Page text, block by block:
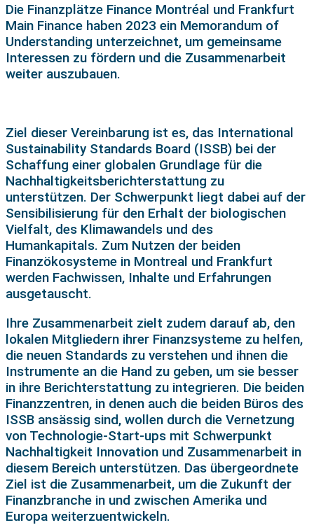
Die Finanzplätze Finance Montréal und Frankfurt
Main Finance haben 2023 ein Memorandum of
Understanding unterzeichnet, um gemeinsame
Interessen zu fördern und die Zusammenarbeit
weiter auszubauen.
Ziel dieser Vereinbarung ist es, das International
Sustainability Standards Board (ISSB) bei der
Schaffung einer globalen Grundlage für die
Nachhaltigkeitsberichterstattung zu
unterstützen. Der Schwerpunkt liegt dabei auf der
Sensibilisierung für den Erhalt der biologischen
Vielfalt, des Klimawandels und des
Humankapitals. Zum Nutzen der beiden
Finanzökosysteme in Montreal und Frankfurt
werden Fachwissen, Inhalte und Erfahrungen
ausgetauscht.
Ihre Zusammenarbeit zielt zudem darauf ab, den
lokalen Mitgliedern ihrer Finanzsysteme zu helfen,
die neuen Standards zu verstehen und ihnen die
Instrumente an die Hand zu geben, um sie besser
in ihre Berichterstattung zu integrieren. Die beiden
Finanzzentren, in denen auch die beiden Büros des
ISSB ansässig sind, wollen durch die Vernetzung
von Technologie-Start-ups mit Schwerpunkt
Nachhaltigkeit Innovation und Zusammenarbeit in
diesem Bereich unterstützen. Das übergeordnete
Ziel ist die Zusammenarbeit, um die Zukunft der
Finanzbranche in und zwischen Amerika und
Europa weiterzuentwickeln.